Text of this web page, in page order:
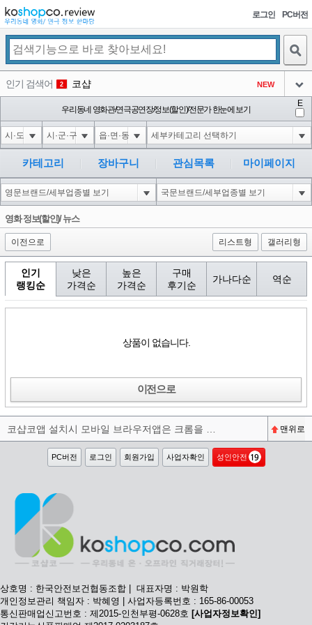
로그인 PC버전
인기 검색어 2 코샵 NEW
3 익스
아이콘
4 미끄럼방지
아이콘
5 대성설렁탕
아이콘
-16
6 1-1 waitfor delay '0:0:15' --
아이콘
0
1
우리동네 영화관/연극공연장/정보(할인)/전문가 한눈에 보기
E
카테고리 장바구니 관심목록 마이페이지
영화 정보(할인)/ 뉴스
이전으로 리스트형 갤러리형
인기
랭킹순
낮은
가격순
높은
가격순
구매
후기순
가나다순 역순
상품이 없습니다.
이전으로
맨위로
PC버전 로그인 회원가입 사업자확인 성인안전
상호명 : 한국안전보건협동조합 | 대표자명 : 박원학
개인정보관리 책임자 : 박혜영 | 사업자등록번호 : 165-86-00053
통신판매업신고번호 : 제2015-인천부평-0628호 [사업자정보확인]